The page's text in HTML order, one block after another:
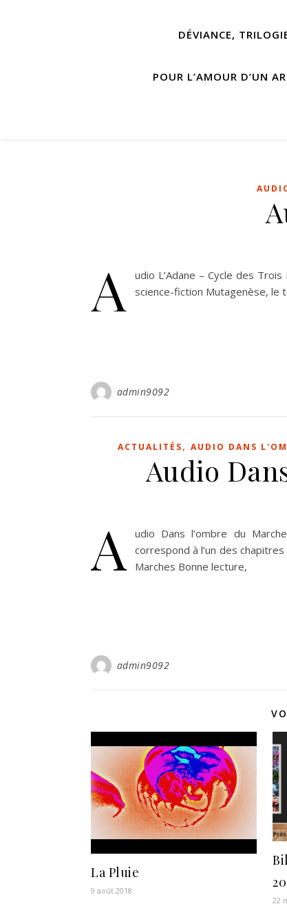
DÉVIANCE,
POUR L’AMOUR D’UN
A
udio L’Adane – Cycle des
science-fiction Mutagenèse, le
admin9092
ACTUALITÉS, AUDIO DANS
Audio
A
udio Dans l’ombre du
correspond à l’un des
Marches Bonne lecture,
admin9092
La Pluie
9 août 2018
22